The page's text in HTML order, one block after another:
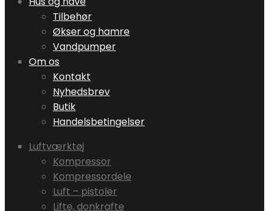
Tilbehør
Økser og hamre
Vandpumper
Om os
Kontakt
Nyhedsbrev
Butik
Handelsbetingelser
Luftværktøj
Kompressor
Kompressordele
Luft – pistoler
Lifte, donkrafte